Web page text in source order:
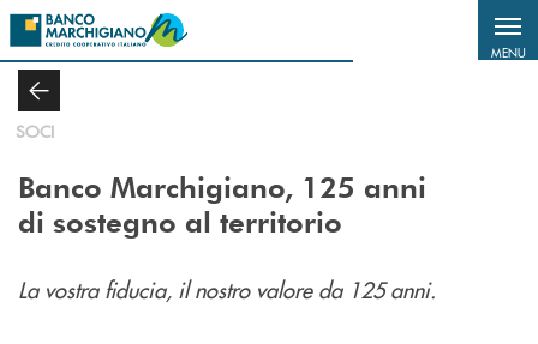
Salta al contenuto principale
MENU
SOCI
Banco Marchigiano, 125 anni
di sostegno al territorio
La vostra fiducia, il nostro valore da 125 anni.